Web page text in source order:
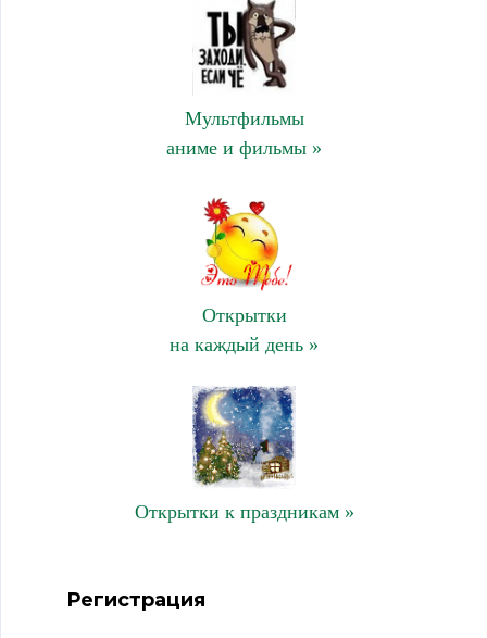
Мультфильмы
аниме и фильмы »
Открытки
на каждый день »
Открытки к праздникам »
Регистрация